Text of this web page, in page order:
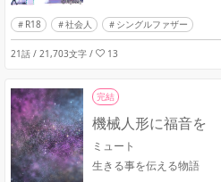
R18 社会人 シングルファザー
21話 / 21,703文字 / 13
完結
機械人形に福音を
ミュート
生きる事を伝える物語